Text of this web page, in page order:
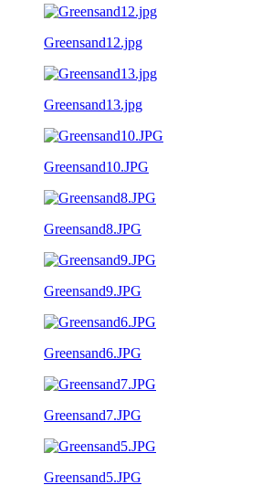
Greensand12.jpg
Greensand13.jpg
Greensand10.JPG
Greensand8.JPG
Greensand9.JPG
Greensand6.JPG
Greensand7.JPG
Greensand5.JPG